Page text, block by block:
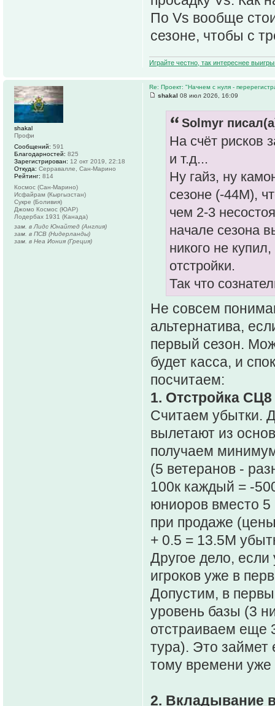
По Vs вообще
сезоне, чтобы с
Играйте честно, так интереснее
Re: Проект: "Начнем с нуля -
shakal 08 июл 2026, 16:09
Solmyr
На счёт рисков
и т.д...
Ну гайз, ну
сезоне (-44М),
чем 2-3
начале сезона
никого не
отстройки.
Так что
Не совсем
альтернатива,
первый сезон.
будет касса, и
посчитаем:
1. Отстройка
Считаем убытки.
вылетают из
получаем
(5 ветеранов -
100к каждый = -
юниоров вместо 5
при продаже
+ 0.5 = 13.5М
Другое дело, если
игроков уже в
Допустим, в
уровень базы (3
отстраиваем еще
тура). Это
тому времени уже
2. Вкладывание
shakal
Профи
Сообщений: 591
Благодарностей: 825
Зарегистрирован: 12 окт 2019, 22:18
Откуда: Серравалле, Сан-Марино
Рейтинг: 814
Космос (Сан-Марино)
Исфайрам (Кыргызстан)
Сукре (Боливия)
Джомо Космос (ЮАР)
Лодербах 1931 (Канада)
зам. в Лидс Юнайтед (Англия)
зам. в ПСВ (Нидерланды)
зам. в Неа Иония (Греция)